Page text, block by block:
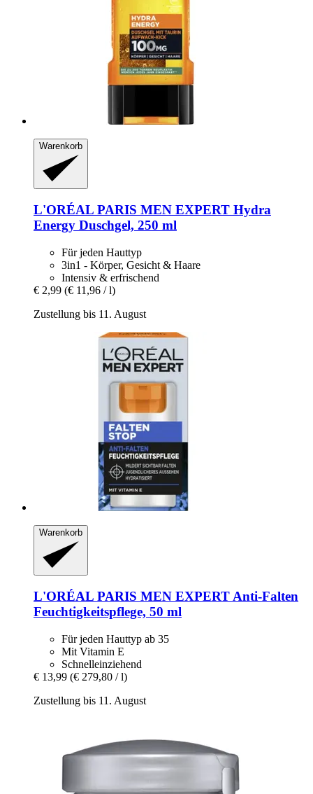
Warenkorb
L'ORÉAL PARIS MEN EXPERT Hydra
Energy Duschgel, 250 ml
Für jeden Hauttyp
3in1 - Körper, Gesicht & Haare
Intensiv & erfrischend
€ 2,99 (€ 11,96 / l)
Zustellung bis 11. August
Warenkorb
L'ORÉAL PARIS MEN EXPERT Anti-​Falten
Feuchtigkeitspflege, 50 ml
Für jeden Hauttyp ab 35
Mit Vitamin E
Schnelleinziehend
€ 13,99 (€ 279,80 / l)
Zustellung bis 11. August